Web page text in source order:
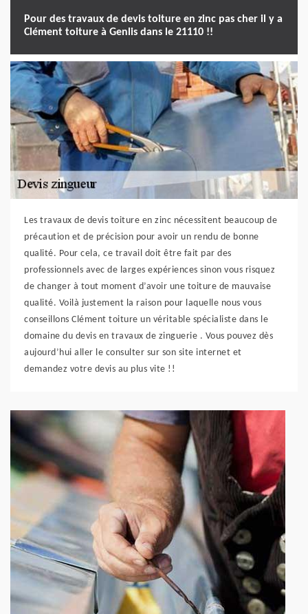
Pour des travaux de devis toiture en zinc pas cher il y a
Clément toiture à Genlis dans le 21110 !!
Les travaux de devis toiture en zinc nécessitent beaucoup de
précaution et de précision pour avoir un rendu de bonne
qualité. Pour cela, ce travail doit être fait par des
professionnels avec de larges expériences sinon vous risquez
de changer à tout moment d’avoir une toiture de mauvaise
qualité. Voilà justement la raison pour laquelle nous vous
conseillons Clément toiture un véritable spécialiste dans le
domaine du devis en travaux de zinguerie . Vous pouvez dès
aujourd’hui aller le consulter sur son site internet et
demandez votre devis au plus vite !!